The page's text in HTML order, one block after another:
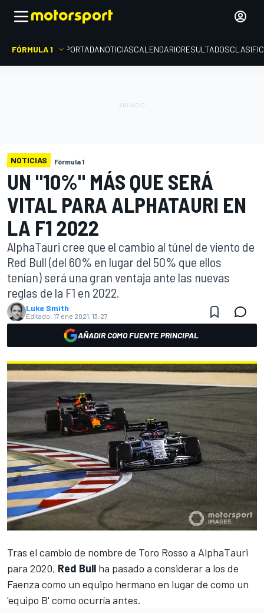
FÓRMULA 1 PORTADANOTICIASCALENDARIORESULTADOS
NOTICIAS Fórmula 1
UN "10%" MÁS QUE SERÁ
VITAL PARA ALPHATAURI EN
LA F1 2022
AlphaTauri cree que el cambio al túnel de viento de
Red Bull (del 60% en lugar del 50% que ellos
tenían) será una gran ventaja ante las nuevas
reglas de la F1 en 2022.
Luke Smith
Editado: 17 ene 2021, 13:27
AÑADIR COMO FUENTE PRINCIPAL
Tras el cambio de nombre de Toro Rosso a AlphaTauri
para 2020, Red Bull ha pasado a considerar a los de
Faenza como un equipo hermano en lugar de como un
'equipo B' como ocurría antes.